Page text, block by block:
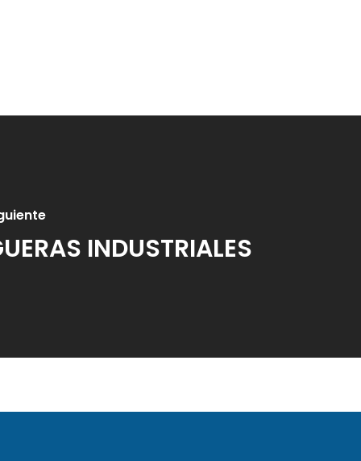
INDUSTRIALES